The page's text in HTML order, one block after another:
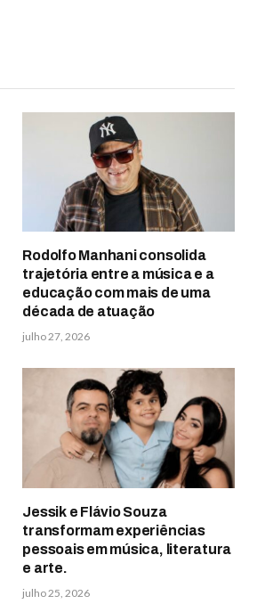
Rodolfo Manhani consolida
trajetória entre a música e a
educação com mais de uma
década de atuação
julho 27, 2026
Jessik e Flávio Souza
transformam experiências
pessoais em música, literatura
e arte.
julho 25, 2026